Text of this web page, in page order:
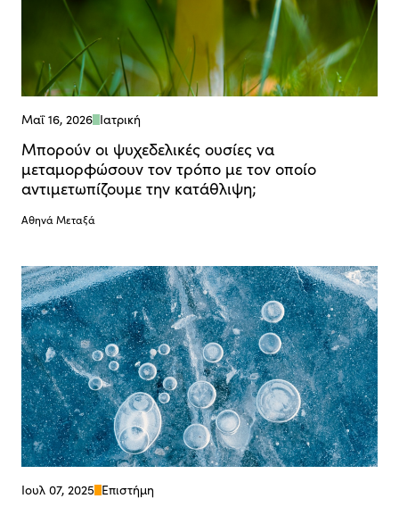
Μαΐ 16, 2026 Ιατρική
Μπορούν οι ψυχεδελικές ουσίες να
μεταμορφώσουν τον τρόπο με τον οποίο
αντιμετωπίζουμε την κατάθλιψη;
Αθηνά Μεταξά
Ιουλ 07, 2025 Επιστήμη